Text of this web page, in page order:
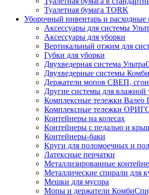
Туалетная бумага TORK
Уборочный инвентарь и
Аксессуары для системы
Аксессуары для уборки
Вертикальный отжим для
Губки для уборки
Двухведерная система
Двухведерные системы
Держатели мопов СВЕП,
Другие системы для влажной
Комплексные тележки Валео
Комплексные тележки
Контейнеры на колесах
Контейнеры с педалью и
Контейнеры-баки
Круги для поломоечных и
Латексные перчатки
Металлизированные
Металлические спирали для
Мешки для мусора
Мопы и держатели